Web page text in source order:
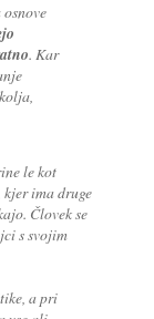
. Kar
le kot
ima druge
Človek se
s svojim
a pri